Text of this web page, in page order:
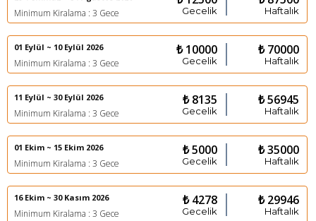
Minimum Kiralama : 3 Gece Gecelik Haftalık
01 Eylül ~ 10 Eylül 2026
Minimum Kiralama : 3 Gece
₺ 10000
Gecelik
₺ 70000
Haftalık
11 Eylül ~ 30 Eylül 2026
Minimum Kiralama : 3 Gece
₺ 8135
Gecelik
₺ 56945
Haftalık
01 Ekim ~ 15 Ekim 2026
Minimum Kiralama : 3 Gece
₺ 5000
Gecelik
₺ 35000
Haftalık
16 Ekim ~ 30 Kasım 2026
Minimum Kiralama : 3 Gece
₺ 4278
Gecelik
₺ 29946
Haftalık